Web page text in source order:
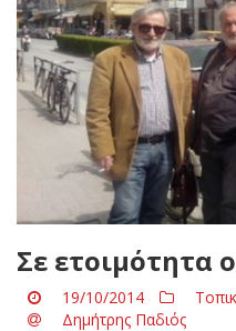
Σε ετοιμότητα
19/10/2014
Δημήτρης Παδιός